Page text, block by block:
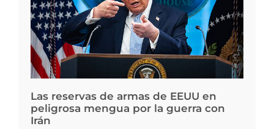
Las reservas de armas de EEUU en
peligrosa mengua por la guerra con
Irán